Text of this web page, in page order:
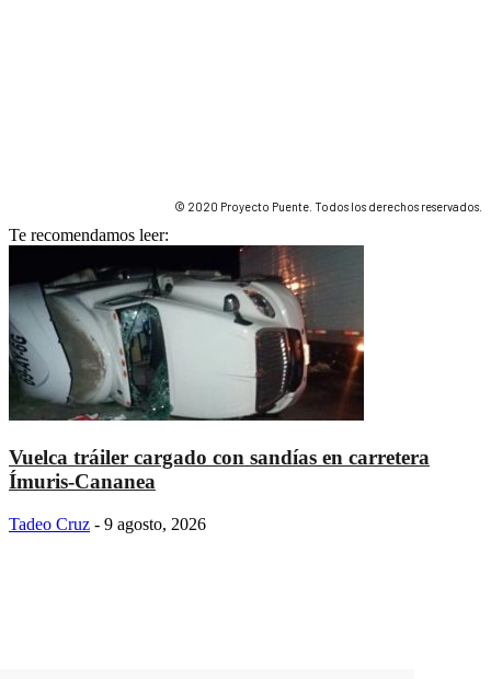
© 2020 Proyecto Puente. Todos los derechos reservados.
Te recomendamos leer:
Vuelca tráiler cargado con sandías en carretera
Ímuris-Cananea
Tadeo Cruz - 9 agosto, 2026